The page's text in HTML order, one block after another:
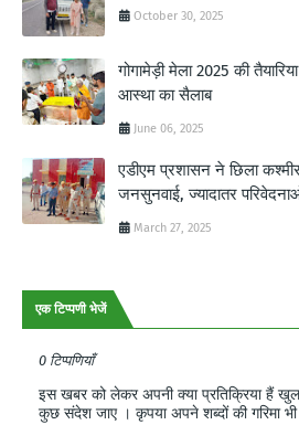
October 30, 2025
गोगामेड़ी मेला 2025 की
आस्था का सैलाब
June 06, 2025
एडीएम प्रशासन ने छिला
जनसुनवाई, ज्यादातर
March 27, 2025
एक टिप्पणी भेजें
0 टिप्पणियाँ
इस खबर को लेकर अपनी क्या प्रतिक्रिया हैं
कुछ संदेश जाए । कृपया अपने शब्दों की गरिमा